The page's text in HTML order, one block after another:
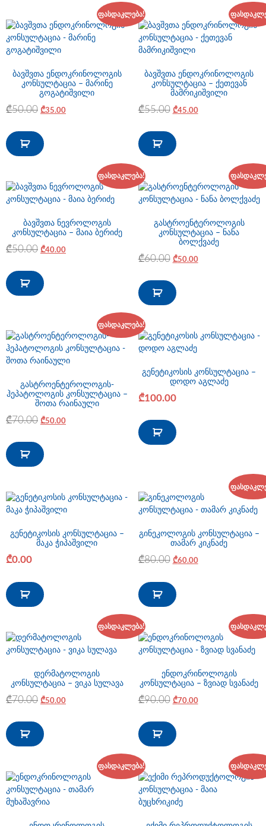
ფასდაკლება!
ბავშვთა ენდოკრინოლოგის
კონსულტაცია – მარინე
გოგატიშვილი
₾50.00 ₾35.00
ბავშვთა ენდოკრინოლოგის
კონსულტაცია – ქეთევან
მამრიკიშვილი
₾55.00 ₾45.00
ფასდაკლება!
ბავშვთა ნევროლოგის
კონსულტაცია – მაია ბერიძე
₾50.00 ₾40.00
გასტროენტეროლოგის
კონსულტაცია – ნანა
ბოლქვაძე
₾60.00 ₾50.00
ფასდაკლება!
გასტროენტეროლოგის-
ჰეპატოლოგის კონსულტაცია –
შოთა რაინაული
₾70.00 ₾50.00
გენეტიკოსის კონსულტაცია –
დოდო აგლაძე
₾100.00
გენეტიკოსის კონსულტაცია –
მაკა ჭიპაშვილი
₾0.00
გინეკოლოგის კონსულტაცია –
თამარ კიკნაძე
₾80.00 ₾60.00
ფასდაკლება!
დერმატოლოგის
კონსულტაცია – ვიკა სულავა
₾70.00 ₾50.00
ენდოკრინოლოგის
კონსულტაცია – ზვიად სვანაძე
₾90.00 ₾70.00
ფასდაკლება!